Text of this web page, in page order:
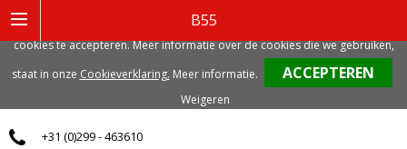
B55
0
+31 (0)299 - 463610
gerelateerde cookies. Voor de beste gebruikerservaring, adviseren we deze
cookies te accepteren. Meer informatie over de cookies die we gebruiken,
staat in onze Cookieverklaring. Meer informatie.
Weigeren